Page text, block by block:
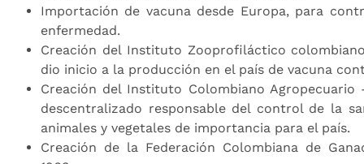
Importación de vacuna desde Europa, para
enfermedad.
Creación del Instituto Zooprofiláctico
dio inicio a la producción en el país de vacuna
Creación del Instituto Colombiano
descentralizado responsable del control de la
animales y vegetales de importancia para el país.
Creación de la Federación Colombiana de